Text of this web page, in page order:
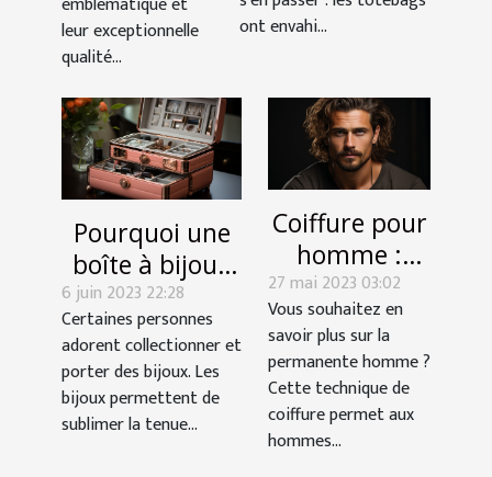
leur exceptionnelle
qualité...
ont envahi...
Pourquoi une
boîte à bijoux
est-elle
indispensable ?
6 juin 2023 22:28
Certaines personnes
adorent collectionner et
porter des bijoux. Les
bijoux permettent de
sublimer la tenue...
Coiffure pour
homme :
quoi
comprendre
de la
permanente
?
27 mai 2023 03:02
Vous souhaitez en
savoir plus sur la
permanente homme ?
Cette technique de
coiffure permet aux
hommes...